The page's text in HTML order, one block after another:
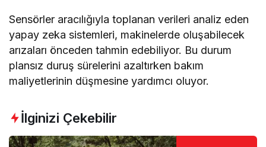
Sensörler aracılığıyla toplanan verileri analiz eden
yapay zeka sistemleri, makinelerde oluşabilecek
arızaları önceden tahmin edebiliyor. Bu durum
plansız duruş sürelerini azaltırken bakım
maliyetlerinin düşmesine yardımcı oluyor.
İlginizi Çekebilir